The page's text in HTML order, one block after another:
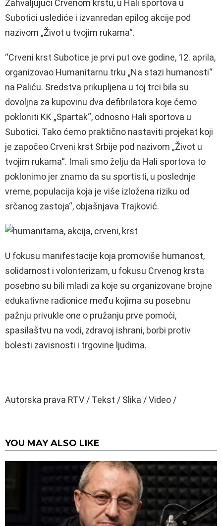
Zahvaljujući Crvenom krstu, u Hali sportova u
Subotici uslediće i izvanredan epilog akcije pod
nazivom „Život u tvojim rukama“.
“Crveni krst Subotice je prvi put ove godine, 12. aprila,
organizovao Humanitarnu trku „Na stazi humanosti“
na Paliću. Sredstva prikupljena u toj trci bila su
dovoljna za kupovinu dva defibrilatora koje ćemo
pokloniti KK „Spartak“, odnosno Hali sportova u
Subotici. Tako ćemo praktično nastaviti projekat koji
je započeo Crveni krst Srbije pod nazivom „Život u
tvojim rukama“. Imali smo želju da Hali sportova to
poklonimo jer znamo da su sportisti, u poslednje
vreme, populacija koja je više izložena riziku od
srčanog zastoja“, objašnjava Trajković.
U fokusu manifestacije koja promoviše humanost,
solidarnost i volonterizam, u fokusu Crvenog krsta
posebno su bili mladi za koje su organizovane brojne
edukativne radionice među kojima su posebnu
pažnju privukle one o pružanju prve pomoći,
spasilaštvu na vodi, zdravoj ishrani, borbi protiv
bolesti zavisnosti i trgovine ljudima.
Autorska prava RTV / Tekst / Slika / Video /
YOU MAY ALSO LIKE